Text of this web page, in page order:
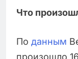
Что
По данным
произошло